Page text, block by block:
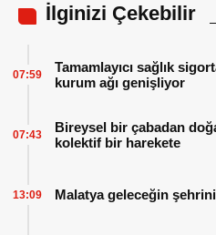
İlginizi Çekebilir
Tamamlayıcı sağlık
kurum ağı genişliyor
07:59
Bireysel bir çabadan
kolektif bir harekete
07:43
Malatya geleceğin
13:09